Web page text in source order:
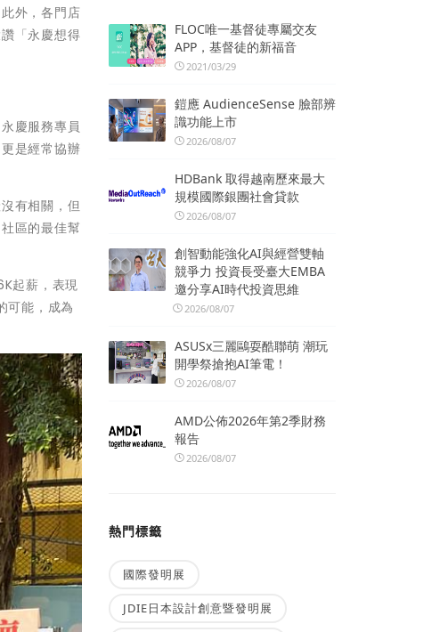
外，各門店
「永慶想得
慶服務專員
是經常協辦
有相關，但
區的最佳幫
起薪，表現
可能，成為
FLOC唯一基督徒專屬交友
APP，基督徒的新福音
2021/03/29
鎧應 AudienceSense 臉部辨
識功能上市
2026/08/07
HDBank 取得越南歷來最大
規模國際銀團社會貸款
2026/08/07
創智動能強化AI與經營雙軸
競爭力 投資長受臺大EMBA
邀分享AI時代投資思維
2026/08/07
ASUSx三麗鷗耍酷聯萌 潮玩
開學祭搶抱AI筆電！
2026/08/07
AMD公佈2026年第2季財務
報告
2026/08/07
熱門標籤
國際發明展
JDIE日本設計創意暨發明展